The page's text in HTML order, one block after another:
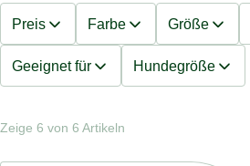
Preis Farbe Größe
Geeignet für Hundegröße
Zeige 6 von 6 Artikeln